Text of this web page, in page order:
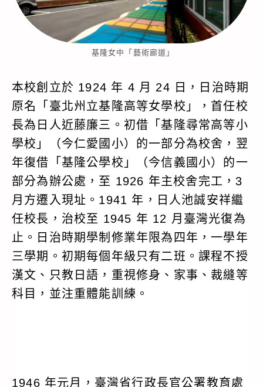
基隆女中「藝術廊道」
本校創立於 1924 年 4 月 24 日，日治時期
原名「臺北州立基隆高等女學校」，首任校
長為日人近藤廉三。初借「基隆尋常高等小
學校」（今仁愛國小）的一部分為校舍，翌
年復借「基隆公學校」（今信義國小）的一
部分為辦公處，至 1926 年主校舍完工，3
月方遷入現址。1941 年，日人池誠安祥繼
任校長，治校至 1945 年 12 月臺灣光復為
止。日治時期學制修業年限為四年，一學年
三學期。初期每個年級只有二班。課程不授
漢文、只教日語，重視修身、家事、裁縫等
科目，並注重體能訓練。
1946 年元月，臺灣省行政長官公署教育處